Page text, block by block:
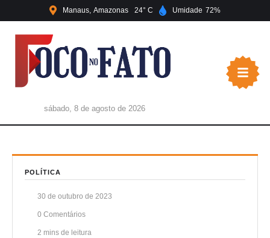
Manaus Amazonas 24 Umidade 72
sábado, 8 de agosto de 2026
POLÍTICA
30 de outubro de 2023
0 Comentários
2 mins de leitura